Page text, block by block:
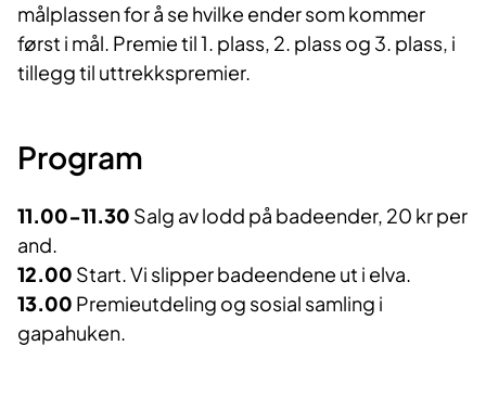
målplassen for å se hvilke ender som kommer
først i mål. Premie til 1. plass, 2. plass og 3. plass, i
tillegg til uttrekkspremier.
Program
11.00-11.30 Salg av lodd på badeender, 20 kr per
and.
12.00 Start. Vi slipper badeendene ut i elva.
13.00 Premieutdeling og sosial samling i
gapahuken.